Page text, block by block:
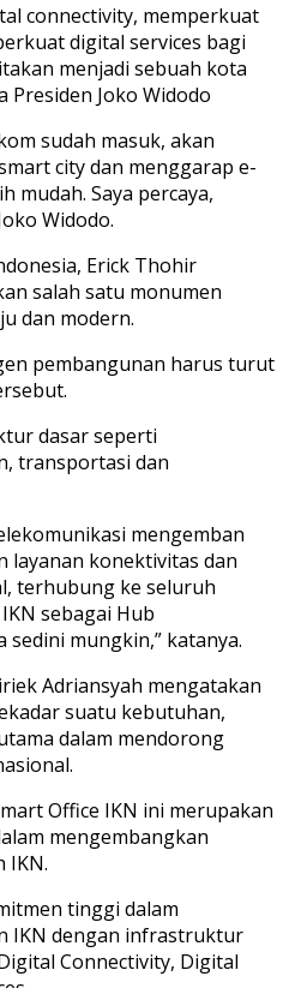
connectivity, memperkuat
digital services bagi
menjadi sebuah kota
Presiden Joko Widodo
sudah masuk, akan
city dan menggarap e-
mudah. Saya percaya,
Widodo.
Erick Thohir
salah satu monumen
dan modern.
pembangunan harus turut
dasar seperti
transportasi dan
mengemban
layanan konektivitas dan
terhubung ke seluruh
sebagai Hub
mungkin,” katanya.
Adriansyah mengatakan
suatu kebutuhan,
dalam mendorong
Office IKN ini merupakan
mengembangkan
IKN.
tinggi dalam
IKN dengan infrastruktur
Connectivity, Digital